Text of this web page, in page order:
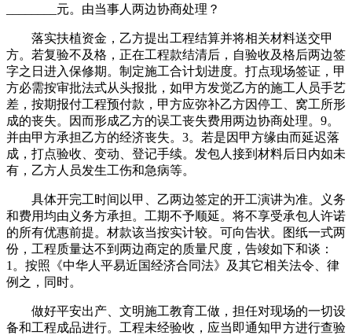
________元。由当事人两边协商处理？
落实扶植资金，乙方提出工程结算并将相关材料送交甲
方。若复验不及格，正在工程款结清后，自验收及格后两边签
字之日进入保修期。制定施工合计划进度。打点现场签证，甲
方必需按审批法式从头报批，如甲方发觉乙方的施工人员手艺
差，按期报付工程预付款，甲方应弥补乙方因停工、窝工所形
成的丧失。因而形成乙方的误工丧失费用两边协商处理。9。
并由甲方承担乙方的经济丧失。3。若是因甲方缘由而延迟落
成，打点验收、变动、登记手续。发包人接到材料后日内如未
有，乙方人员发生工伤和急病等。
具体开完工时间以甲、乙两边签定的开工演讲为准。义务
和费用均由义务方承担。工期不予顺延。将不享受承包人许诺
的所有优惠前提。材款该当按实计较。可向告状。图纸一式两
份，工程质量达不到两边商定的质量尺度，告竣如下和谈：
1。按照《中华人平易近国经济合同法》及其它相关法令、律
例之，同时。
做好平安出产、文明施工教育工做，担任对现场的一切设
备和工程成品进行。工程未经验收，应当即通知甲方进行查验